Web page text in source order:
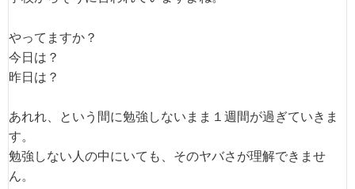
やってますか？
今日は？
昨日は？
あれれ、という間に勉強しないまま１週間が過ぎていきま
す。
勉強しない人の中にいても、そのヤバさが理解できませ
ん。